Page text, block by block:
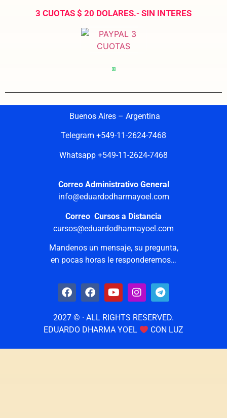
3 CUOTAS $ 20 DOLARES.- SIN INTERES
Buenos Aires – Argentina
Telegram +549-11-2624-7468
Whatsapp +549-11-2624-7468
Correo Administrativo General
info@eduardodharmayoel.com
Correo Cursos a Distancia
cursos@eduardodharmayoel.com
Mandenos un mensaje, su pregunta,
en pocas horas le responderemos…
2027 © · ALL RIGHTS RESERVED.
EDUARDO DHARMA YOEL
CON LUZ